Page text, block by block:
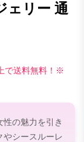
ェリー 通
で送料無料！※
の魅力を引き
やシースルーレ